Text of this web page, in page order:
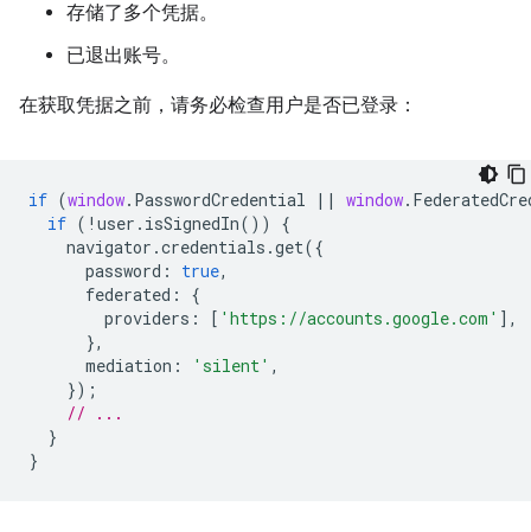
存储了多个凭据。
已退出账号。
在获取凭据之前，请务必检查用户是否已登录：
if (window. PasswordCredential || window.
if ( ! user . isSignedIn())
{
navigator .credentials .get({
password : true,
federated :
{
providers : [ 'https://accounts.google.com' ],
},
mediation : 'silent' ,
});
// ...
}
}